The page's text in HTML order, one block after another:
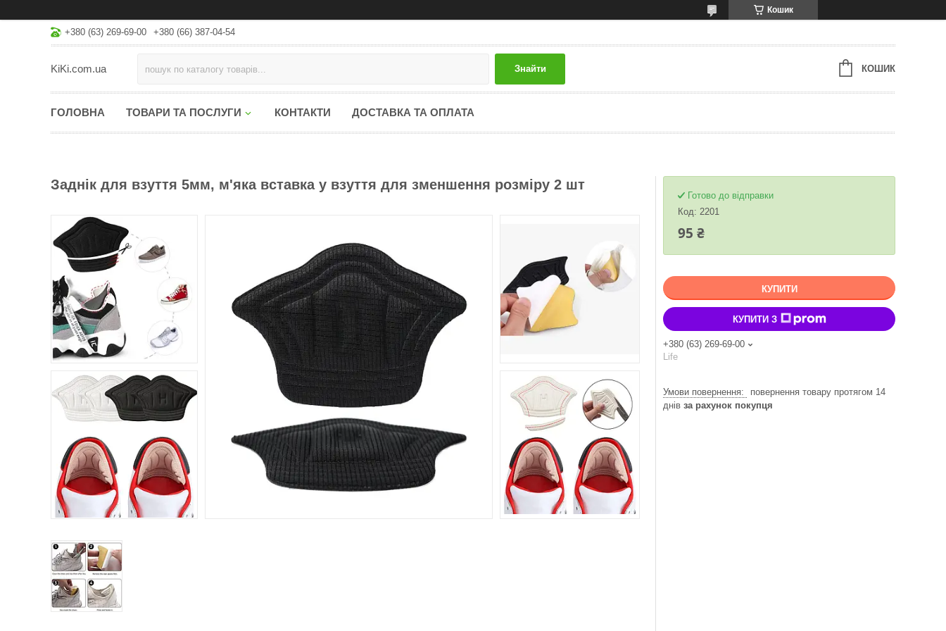
Кошик
+380 (63) 269-69-00 +380 (66) 387-04-54
KiKi.com.ua Знайти КОШИК
ГОЛОВНА ТОВАРИ ТА ПОСЛУГИ КОНТАКТИ ДОСТАВКА ТА ОПЛАТА
Заднік для взуття 5мм, м'яка вставка у взуття для зменшення розміру 2 шт
Готово до відправки
Код: 2201
95 ₴
КУПИТИ
КУПИТИ З
+380 (63) 269-69-00
Life
повернення товару протягом 14
днів за рахунок покупця